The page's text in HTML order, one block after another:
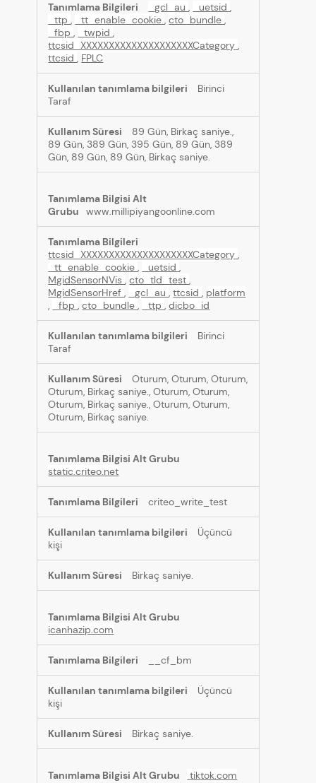
_gcl_au, _uetsid,
_ttp, _tt_enable_cookie,cto_bundle,
_fbp, _twpid,
ttcsid_XXXXXXXXXXXXXXXXXXXXCategory,
ttcsid, FPLC
Birinci
Taraf
89 Gün, Birkaç saniye.,
89 Gün, 389 Gün, 395 Gün, 89 Gün, 389
Gün, 89 Gün, 89 Gün, Birkaç saniye.
www.millipiyangoonline.com
ttcsid_XXXXXXXXXXXXXXXXXXXXCategory,
_tt_enable_cookie, _uetsid,
MgidSensorNVis,cto_tld_test,
MgidSensorHref, _gcl_au,ttcsid, platform
,
_fbp,cto_bundle, _ttp,dicbo_id
Birinci
Taraf
Oturum, Oturum, Oturum,
Oturum, Birkaç saniye., Oturum, Oturum,
Oturum, Birkaç saniye., Oturum, Oturum,
Oturum, Birkaç saniye.
static.criteo.net
criteo_write_test
Üçüncü
kişi
Birkaç saniye.
icanhazip.com
__cf_bm
Üçüncü
kişi
Birkaç saniye.
tiktok.com